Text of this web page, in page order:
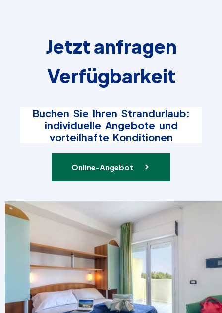
Jetzt anfragen
Verfügbarkeit
Buchen Sie Ihren Strandurlaub:
individuelle Angebote und
vorteilhafte Konditionen
Online-Angebot